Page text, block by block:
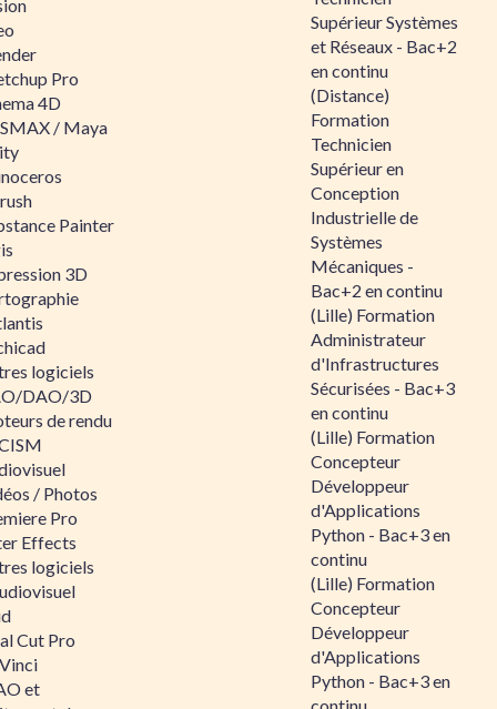
Pro
4D
/ Maya
Painter
3D
logiciels
DAO/3D
de rendu
/ Photos
Pro
Effects
logiciels
Cut Pro
et
Supérieur Systèmes
et Réseaux - Bac+2
en continu
(Distance)
Formation
Technicien
Supérieur en
Conception
Industrielle de
Systèmes
Mécaniques -
Bac+2 en continu
(Lille) Formation
Administrateur
d'Infrastructures
Sécurisées - Bac+3
en continu
(Lille) Formation
Concepteur
Développeur
d'Applications
Python - Bac+3 en
continu
(Lille) Formation
Concepteur
Développeur
d'Applications
Python - Bac+3 en